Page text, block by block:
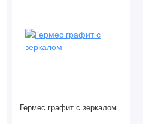
Гермес графит с зеркалом